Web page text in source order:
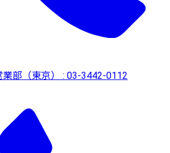
業部（東京） : 03-3442-0112